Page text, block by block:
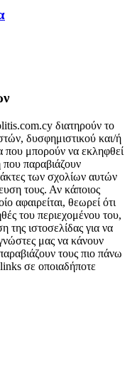
διατηρούν το
δυσφημιστικού και/ή
που μπορούν να εκληφθεί
που παραβιάζουν
των σχολίων αυτών
τους. Αν κάποιος
αφαιρείται, θεωρεί ότι
του περιεχομένου του,
της ιστοσελίδας για να
μας να κάνουν
τους πιο πάνω
σε οποιαδήποτε